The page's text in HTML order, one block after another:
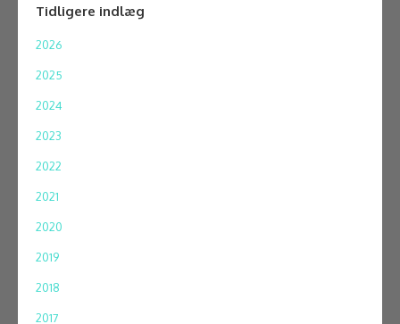
Tidligere indlæg
2026
2025
2024
2023
2022
2021
2020
2019
2018
2017